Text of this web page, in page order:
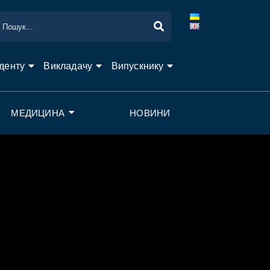
Викладачу Випускнику
МЕДИЦИНА НОВИНИ